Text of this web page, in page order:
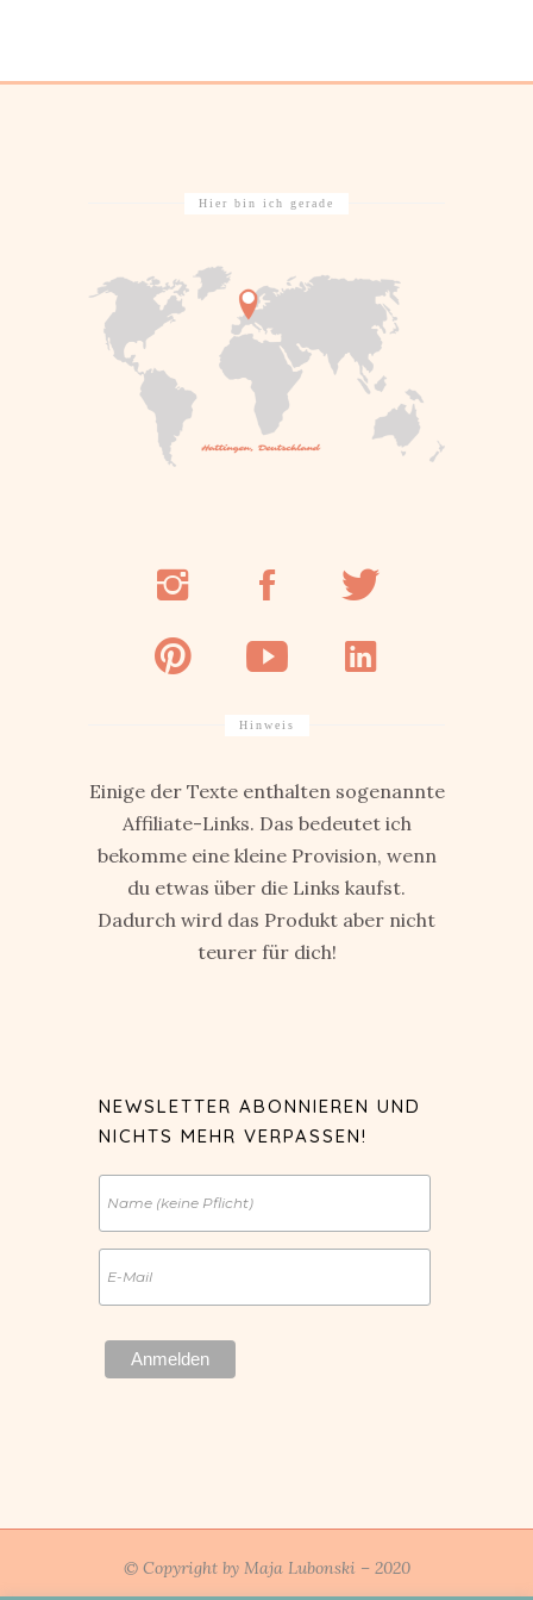
Hier bin ich gerade
Hinweis
Einige der Texte enthalten sogenannte
Affiliate-Links. Das bedeutet ich
bekomme eine kleine Provision, wenn
du etwas über die Links kaufst.
Dadurch wird das Produkt aber nicht
teurer für dich!
NEWSLETTER ABONNIEREN UND
NICHTS MEHR VERPASSEN!
© Copyright by Maja Lubonski – 2020